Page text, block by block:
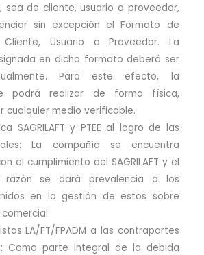
sea de cliente, usuario o proveedor,
sin excepción el Formato de
Usuario o Proveedor. La
en dicho formato deberá ser
Para este efecto, la
podrá realizar de forma física,
cualquier medio verificable.
SAGRILAFT y PTEE al logro de las
La compañía se encuentra
el cumplimiento del SAGRILAFT y el
razón se dará prevalencia a los
en la gestión de estos sobre
LA/FT/FPADM a las contrapartes
Como parte integral de la debida